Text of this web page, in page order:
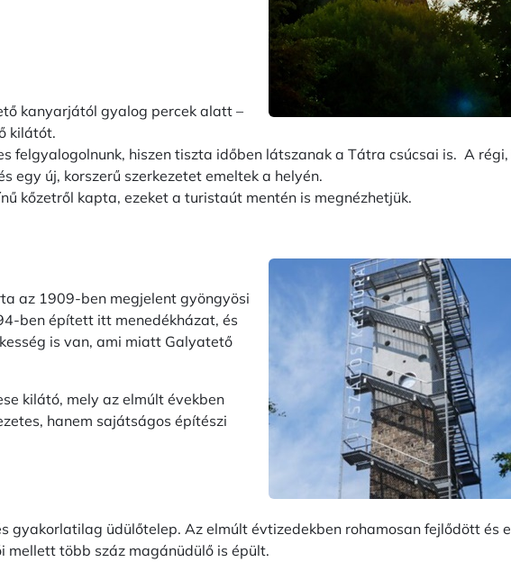
kanyarjától gyalog percek alatt –
kilátót.
felgyalogolnunk, hiszen tiszta időben látszanak a Tátra csúcsai is. A régi,
egy új, korszerű szerkezetet emeltek a helyén.
kőzetről kapta, ezeket a turistaút mentén is megnézhetjük.
az 1909-ben megjelent gyöngyösi
ben épített itt menedékházat, és
is van, ami miatt Galyatető
kilátó, mely az elmúlt években
hanem sajátságos építészi
üdülőtelep. Az elmúlt évtizedekben rohamosan fejlődött és
mellett több száz magánüdülő is épült.